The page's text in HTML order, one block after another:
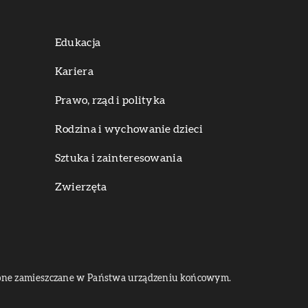
Edukacja
Kariera
Prawo, rząd i polityka
Rodzina i wychowanie dzieci
Sztuka i zainteresowania
Zwierzęta
zamieszczane w Państwa urządzeniu końcowym.